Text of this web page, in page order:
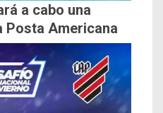
a cabo una
Posta Americana